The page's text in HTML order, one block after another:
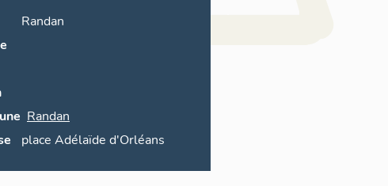
Randan
Randan
place Adélaïde d'Orléans